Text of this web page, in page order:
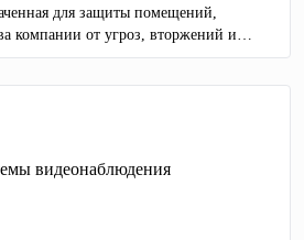
для защиты помещений,
компании от угроз, вторжений и